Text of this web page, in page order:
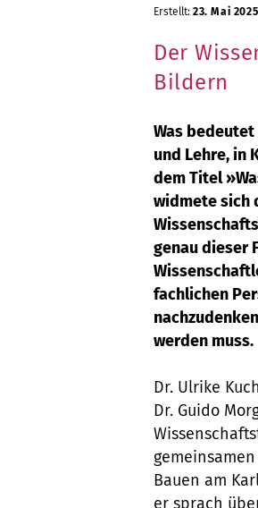
Erstellt: 23. Mai 2025
Der
Bildern
Was
und Lehre, in
dem Titel
widmete sich
genau dieser
fachlichen
werden muss.
Dr. Ulrike
Dr. Guido
Bauen am
er sprach